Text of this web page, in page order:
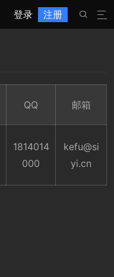
登录 注册 

QQ 邮箱
1814014
000
kefu@si
yi.cn